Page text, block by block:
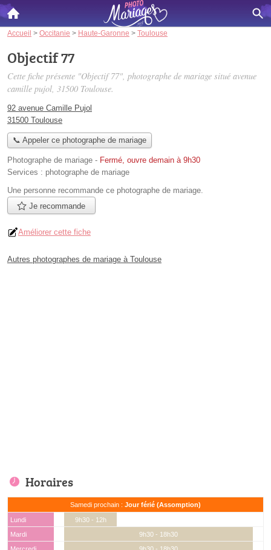
Accueil > Occitanie > Haute-Garonne > Toulouse
Objectif 77
Cette fiche présente "Objectif 77", photographe de mariage situé avenue
camille pujol, 31500 Toulouse.
92 avenue Camille Pujol
31500 Toulouse
📞 Appeler ce photographe de mariage
Photographe de mariage - Fermé, ouvre demain à 9h30
Services : photographe de mariage
Une personne recommande ce photographe de mariage.
Je recommande
Améliorer cette fiche
Autres photographes de mariage à Toulouse
Horaires
Samedi prochain : Jour férié (Assomption)
Lundi
9h30 - 12h
Mardi
9h30 - 18h30